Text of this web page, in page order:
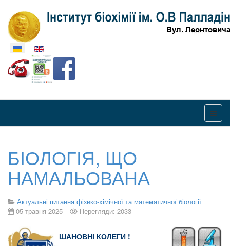
Оберіть свою мову
БІОЛОГІЯ, ЩО
НАМАЛЬОВАНА
Актуальні питання фізико-хімічної та математичної біології
05 травня 2025
Перегляди: 2033
ШАНОВНІ КОЛЕГИ !